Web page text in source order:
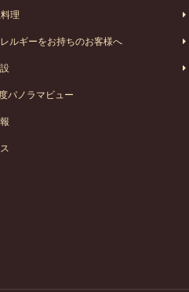
理
ルギーをお持ちのお客様へ
パノラマビュー